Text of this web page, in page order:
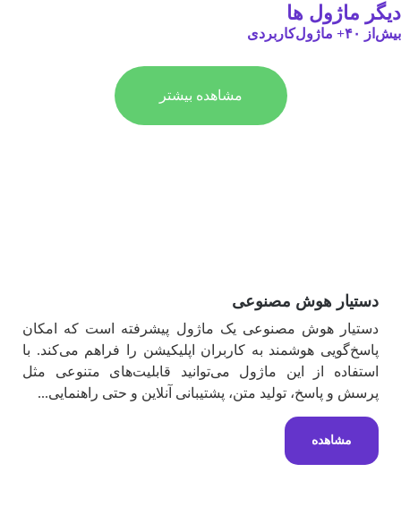
دیگر ماژول ها
بیش‌از ۴۰+ ماژول‌کاربردی
مشاهده بیشتر
دستیار هوش مصنوعی
دستیار هوش مصنوعی یک ماژول پیشرفته است که امکان
پاسخ‌گویی هوشمند به کاربران اپلیکیشن را فراهم می‌کند. با
استفاده از این ماژول می‌توانید قابلیت‌های متنوعی مثل
پرسش و پاسخ، تولید متن، پشتیبانی آنلاین و حتی راهنمایی...
مشاهده